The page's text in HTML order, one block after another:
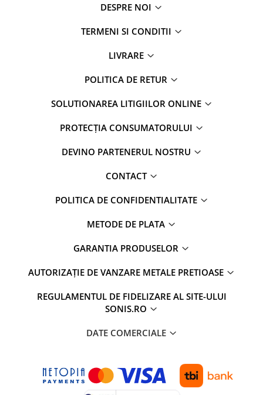
DESPRE NOI
TERMENI SI CONDITII
LIVRARE
POLITICA DE RETUR
SOLUTIONAREA LITIGIILOR ONLINE
PROTECȚIA CONSUMATORULUI
DEVINO PARTENERUL NOSTRU
CONTACT
POLITICA DE CONFIDENTIALITATE
METODE DE PLATA
GARANTIA PRODUSELOR
AUTORIZAȚIE DE VANZARE METALE PRETIOASE
REGULAMENTUL DE FIDELIZARE AL SITE-ULUI
SONIS.RO
DATE COMERCIALE